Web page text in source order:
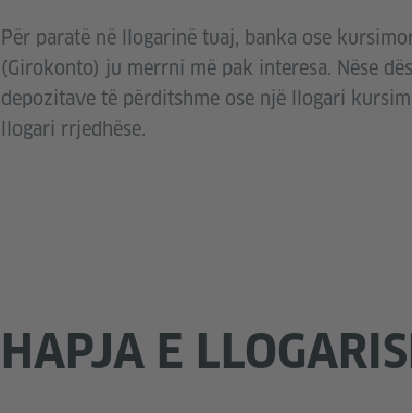
Për paratë në llogarinë tuaj, banka ose
(Girokonto) ju merrni më pak interesa. Nëse
depozitave të përditshme ose një llogari
llogari rrjedhëse.
HAPJA E